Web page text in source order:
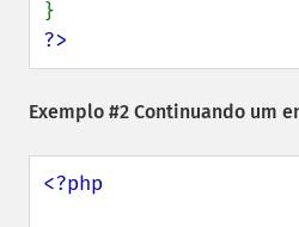
?>
Exemplo #2 Continuando um
<?php